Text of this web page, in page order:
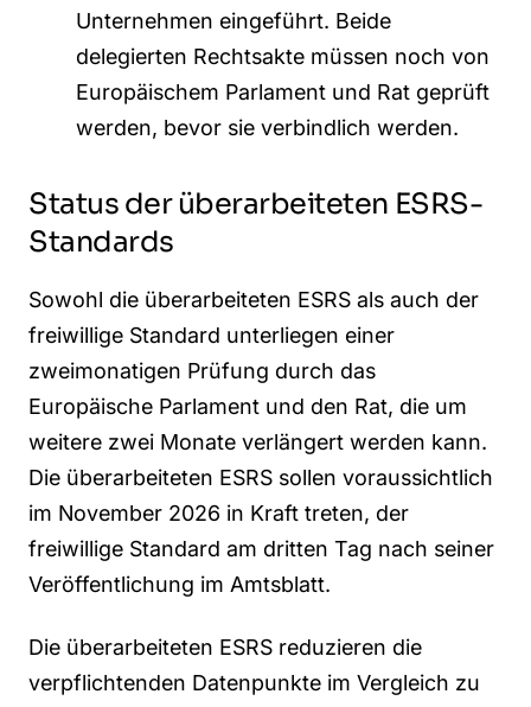
Unternehmen eingeführt. Beide
delegierten Rechtsakte müssen noch von
Europäischem Parlament und Rat geprüft
werden, bevor sie verbindlich werden.
Status der überarbeiteten ESRS-
Standards
Sowohl die überarbeiteten ESRS als auch der
freiwillige Standard unterliegen einer
zweimonatigen Prüfung durch das
Europäische Parlament und den Rat, die um
weitere zwei Monate verlängert werden kann.
Die überarbeiteten ESRS sollen voraussichtlich
im November 2026 in Kraft treten, der
freiwillige Standard am dritten Tag nach seiner
Veröffentlichung im Amtsblatt.
Die überarbeiteten ESRS reduzieren die
verpflichtenden Datenpunkte im Vergleich zu